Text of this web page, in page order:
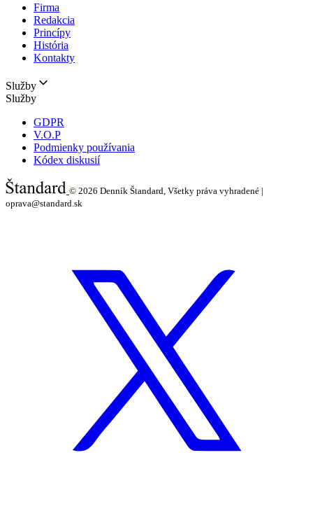
Firma
Redakcia
Princípy
História
Kontakty
Služby
Služby
GDPR
V.O.P
Podmienky používania
Kódex diskusií
© 2026 Denník Štandard, Všetky práva vyhradené |
oprava@standard.sk